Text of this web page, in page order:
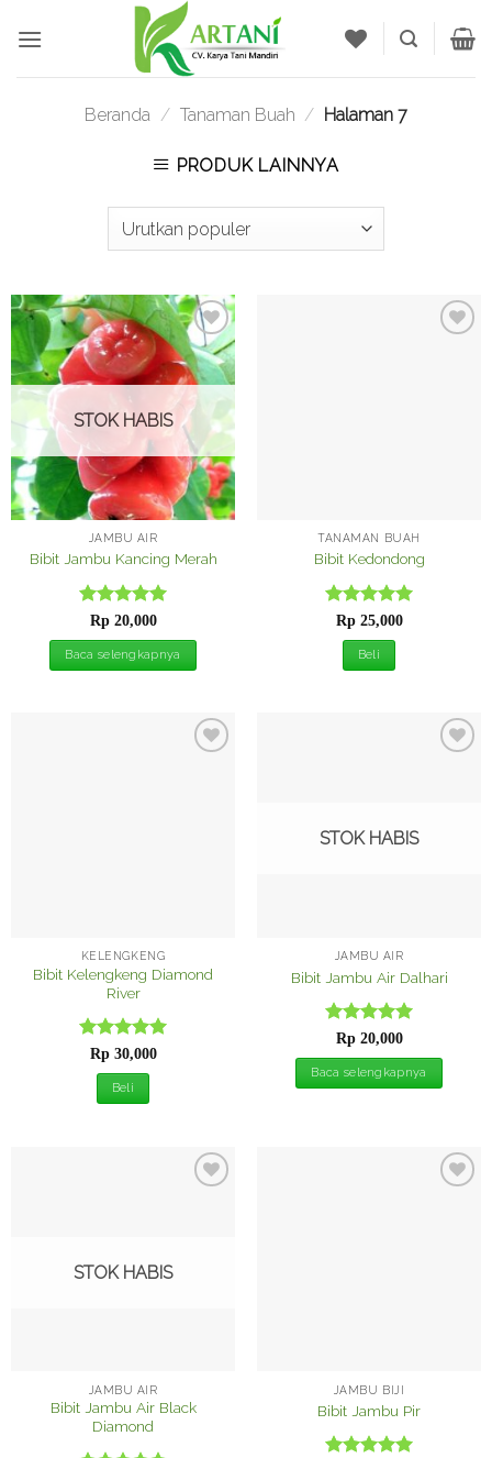
Beranda / Tanaman Buah / Halaman 7
PRODUK LAINNYA
Tambah
ke
Wishlist
STOK HABIS
JAMBU AIR
Bibit Jambu Kancing Merah
Dinilai5
dari 5
Rp20,000
Baca selengkapnya
TANAMAN BUAH
Bibit Kedondong
Dinilai5
dari 5
Rp25,000
Beli
KELENGKENG
Bibit Kelengkeng Diamond
River
Dinilai5
dari 5
Rp30,000
Beli
STOK HABIS
JAMBU AIR
Bibit Jambu Air Dalhari
Dinilai5
dari 5
Rp20,000
Baca selengkapnya
STOK HABIS
JAMBU AIR
Bibit Jambu Air Black
Diamond
JAMBU BIJI
Bibit Jambu Pir